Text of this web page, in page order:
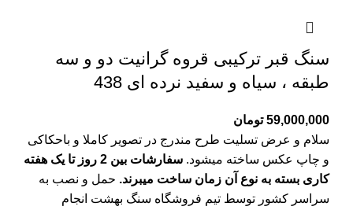
سنگ قبر ترکیبی قروه گرانیت دو و سه
طبقه ، سیاه و سفید نرده ای 438
59,000,000 تومان
سلام و عرض تسلیت طرح مندرج در تصویر کاملا و باحکاکی
و چاپ عکس ساخته میشود.
سفارشات بین 2 روز تا یک هفته
کاری بسته به نوع آن زمان ساخت میبرند. حمل و نصب به
سراسر کشور توسط تیم فروشگاه سنگ بهشت انجام